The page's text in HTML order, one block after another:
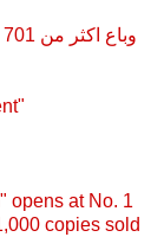
opens at No. 1
copies sold